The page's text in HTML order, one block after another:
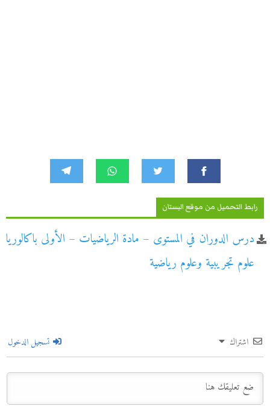
رابط التحميل من موقع البستان
درس الدوران في المستوى – مادة الرياضيات – الأولى باكالوريا
علوم تجريبية وعلوم رياضية
اشتراك تسجيل الدخول